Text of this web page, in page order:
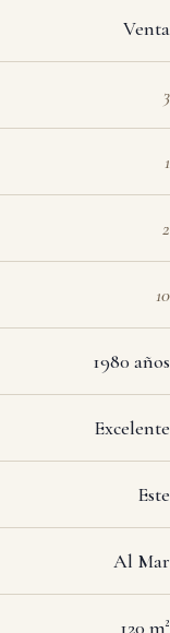
Venta
3
1
2
10
1980 años
Excelente
Este
Al Mar
120 m²